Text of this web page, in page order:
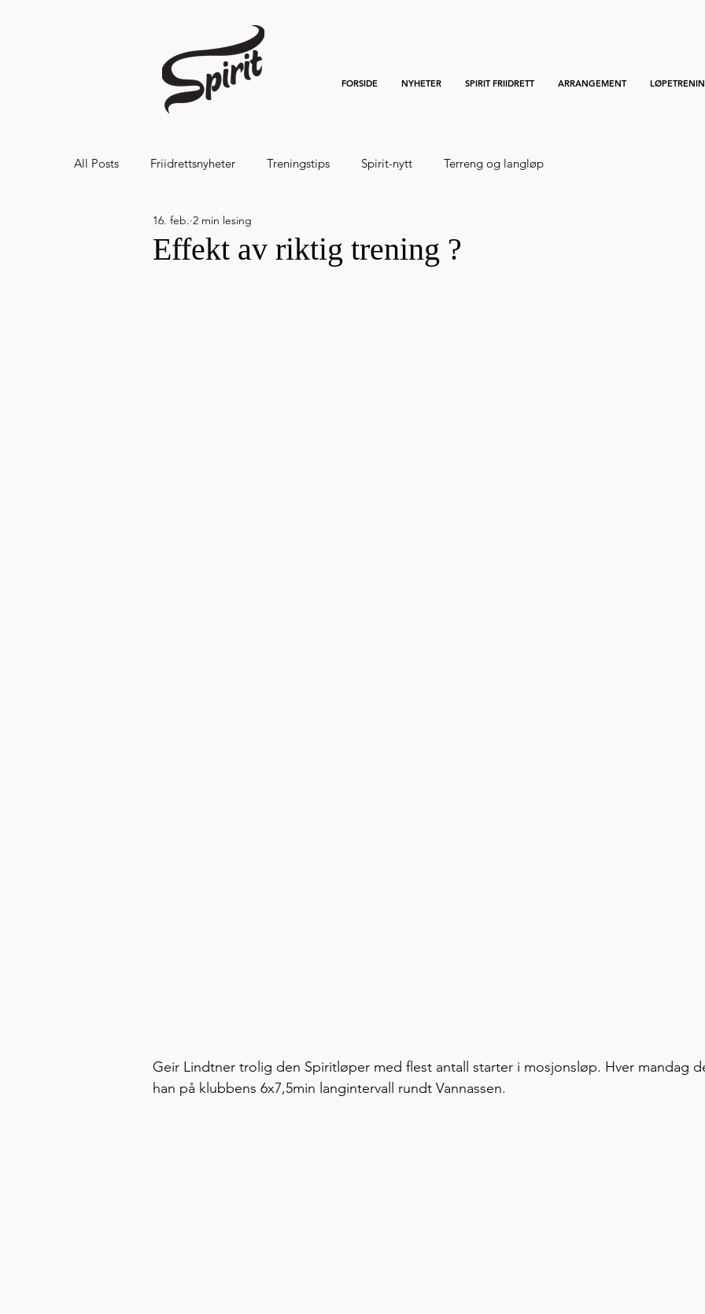
FORSIDE NYHETER SPIRIT FRIIDRETT ARRANGEMENT
All Posts Friidrettsnyheter Treningstips Spirit-nytt Terreng og langløp
Hålandsvannet halvmaraton og 7km 20
Effekt av riktig trening ?
16. feb. 2 min lesing
Geir Lindtner trolig den Spiritløper med flest antall starter i mosjonsløp. Hver mandag
han på klubbens 6x7,5min langintervall rundt Vannassen.